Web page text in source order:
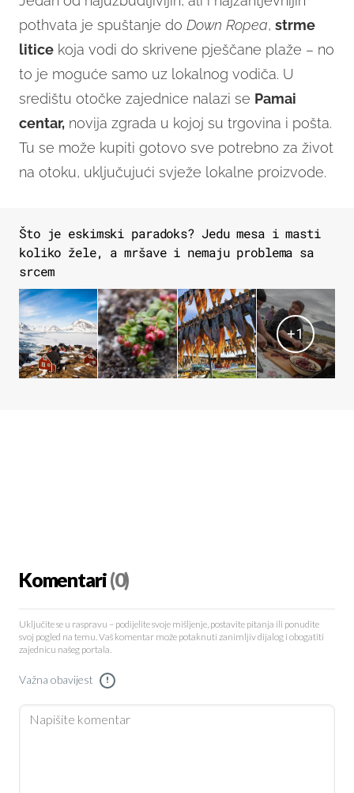
pothvata je spuštanje do Down Ropea, strme
litice koja vodi do skrivene pješčane plaže – no
to je moguće samo uz lokalnog vodiča. U
središtu otočke zajednice nalazi se Pamai
centar, novija zgrada u kojoj su trgovina i pošta.
Tu se može kupiti gotovo sve potrebno za život
na otoku, uključujući svježe lokalne proizvode.
Što je eskimski paradoks? Jedu mesa i masti
koliko žele, a mršave i nemaju problema sa
srcem
+1
Komentari(0)
Uključite se u raspravu – podijelite svoje mišljenje, postavite pitanja ili ponudite
svoj pogled na temu. Vaš komentar može potaknuti zanimljiv dijalog i obogatiti
zajednicu našeg portala.
Važna obavijest !